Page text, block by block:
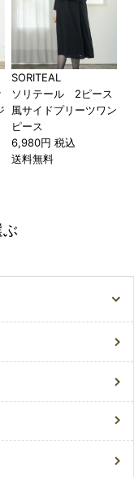
SORITEAL
ソリテール 2ピース
風サイドプリーツワン
ピース
6,980円 税込
送料無料